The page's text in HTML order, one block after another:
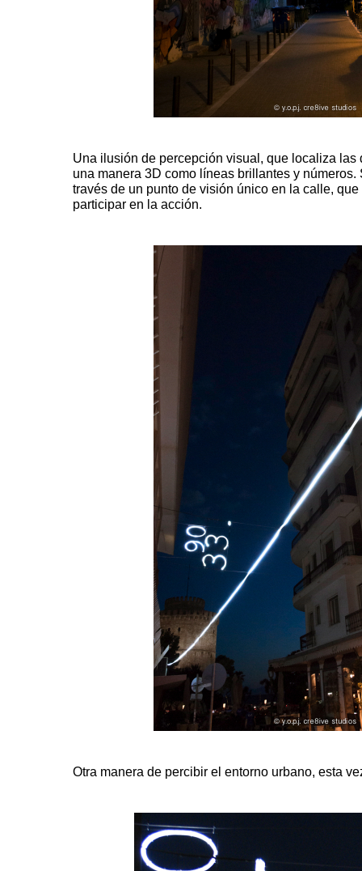
Una ilusión de percepción visual, que localiza
una manera 3D como líneas brillantes y
través de un punto de visión único en la calle,
participar en la acción.
Otra manera de percibir el entorno urbano, esta